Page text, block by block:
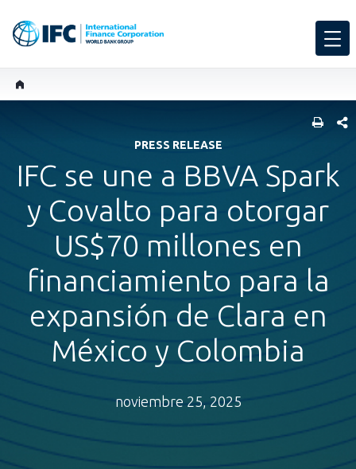
PRESS RELEASE
IFC se une a BBVA Spark
y Covalto para otorgar
US$70 millones en
financiamiento para la
expansión de Clara en
México y Colombia
noviembre 25, 2025